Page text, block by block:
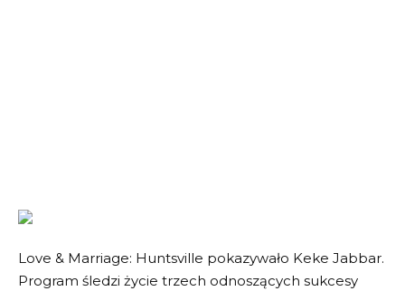
Love & Marriage: Huntsville pokazywało Keke Jabbar.
Program śledzi życie trzech odnoszących sukcesy